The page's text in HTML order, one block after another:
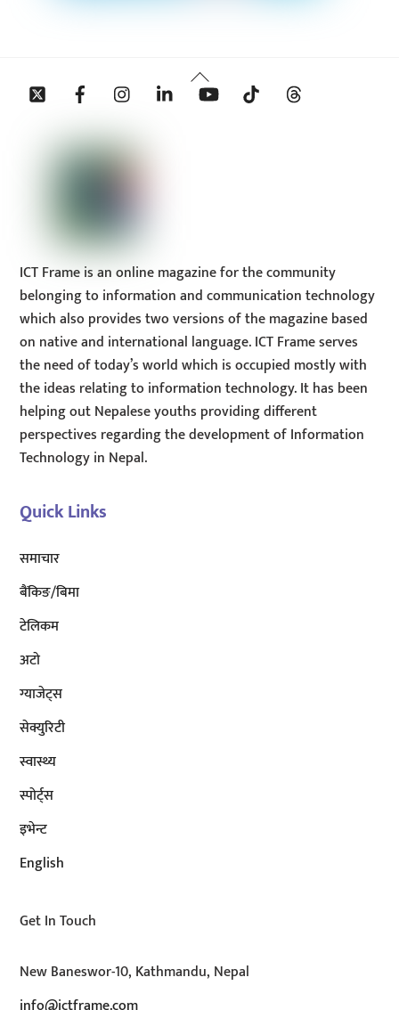
Back
To
Twitter Facebook InstagramLinkedin YouTube Tiktok
ICT Frame is an online magazine for the community
belonging to information and communication technology
which also provides two versions of the magazine based
on native and international language. ICT Frame serves
the need of today’s world which is occupied mostly with
the ideas relating to information technology. It has been
helping out Nepalese youths providing different
perspectives regarding the development of Information
Technology in Nepal.
Quick Links
समाचार
बैंकिङ/बिमा
टेलिकम
अटाे
ग्याजेट्स
सेक्युरिटी
स्वास्थ्य
स्पोर्ट्स
इभेन्ट
English
Get In Touch
New Baneswor-10, Kathmandu, Nepal